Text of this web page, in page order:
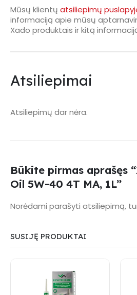
Mūsų klientų atsiliepimų
informaciją apie mūsų
Xado produktais ir kitą
Atsiliepimai
Atsiliepimų dar nėra.
Būkite pirmas aprašęs
Oil 5W-40 4T MA, 1L”
Norėdami parašyti atsiliepimą,
SUSIJĘ PRODUKTAI